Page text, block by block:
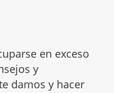
en exceso
y
damos y hacer